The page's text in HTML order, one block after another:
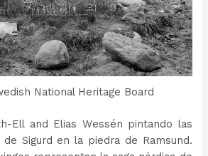
National Heritage Board
Ell and Elias Wessén pintando las
Sigurd en la piedra de Ramsund.